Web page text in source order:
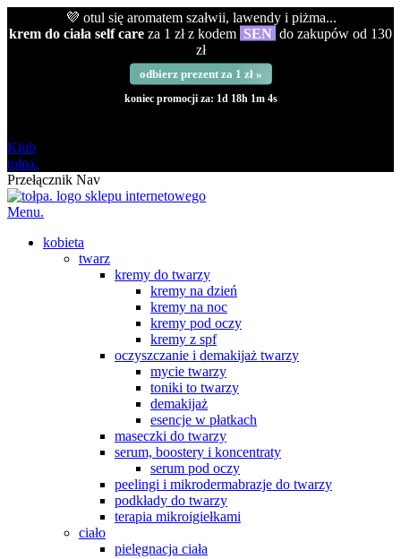
💜 otul się aromatem szałwii, lawendy i piżma...
krem do ciała self care za 1 zł z kodem SEN do zakupów od 130
zł
odbierz prezent za 1 zł »
koniec promocji za: 1d 18h 1m 4s
Klub
tołpa.
Przełącznik Nav
Menu.
kobieta
twarz
kremy do twarzy
kremy na dzień
kremy na noc
kremy pod oczy
kremy z spf
oczyszczanie i demakijaż twarzy
mycie twarzy
toniki to twarzy
demakijaż
esencje w płatkach
maseczki do twarzy
serum, boostery i koncentraty
serum pod oczy
peelingi i mikrodermabrazje do twarzy
podkłady do twarzy
terapia mikroigiełkami
ciało
pielęgnacja ciała